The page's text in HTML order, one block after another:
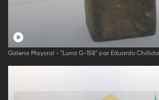
Galeria Mayoral - "Lurra G-158" par Eduardo Chillida